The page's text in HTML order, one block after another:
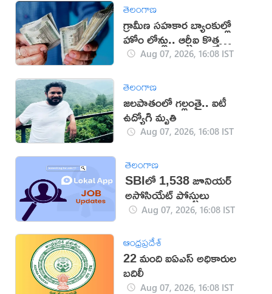
తెలంగాణ
గ్రామీణ సహకార బ్యాంకుల్లో
హోం లోన్లు.. ఆర్బీఐ కొత్త
నిబంధనలు
Aug 07, 2026, 16:08 IST
తెలంగాణ
జలపాతంలో గల్లంతై.. ఐటీ
ఉద్యోగి మృతి
Aug 07, 2026, 16:08 IST
తెలంగాణ
SBIలో 1,538 జూనియర్
అసోసియేట్ పోస్టులు
Aug 07, 2026, 16:08 IST
ఆంధ్రప్రదేశ్
22 మంది ఐఏఎస్‌ అధికారుల
బదిలీ
Aug 07, 2026, 16:08 IST